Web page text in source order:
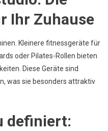
Ihr Zuhause
Kleinere fitnessgeräte für
oder Pilates-Rollen bieten
Diese Geräte sind
was sie besonders attraktiv
definiert: